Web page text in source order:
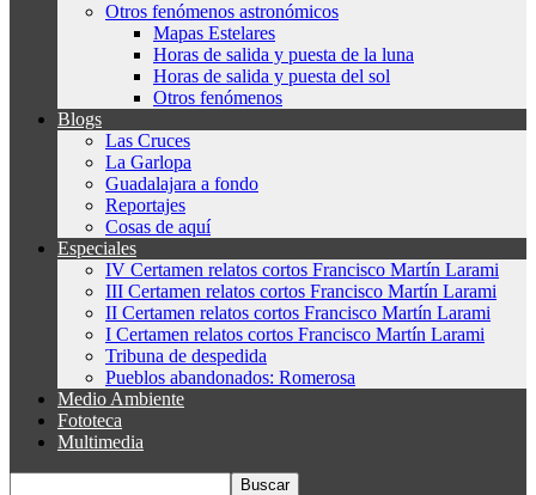
Otros fenómenos astronómicos
Mapas Estelares
Horas de salida y puesta de la luna
Horas de salida y puesta del sol
Otros fenómenos
Blogs
Las Cruces
La Garlopa
Guadalajara a fondo
Reportajes
Cosas de aquí
Especiales
IV Certamen relatos cortos Francisco Martín Larami
III Certamen relatos cortos Francisco Martín Larami
II Certamen relatos cortos Francisco Martín Larami
I Certamen relatos cortos Francisco Martín Larami
Tribuna de despedida
Pueblos abandonados: Romerosa
Medio Ambiente
Fototeca
Multimedia